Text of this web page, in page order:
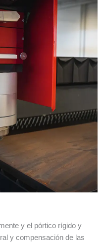
y el pórtico rígido y
y compensación de las